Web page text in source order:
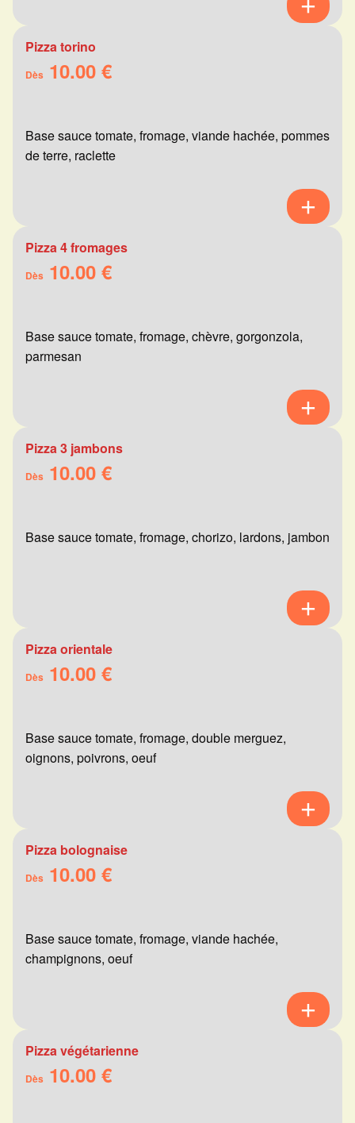
Pizza torino
Dès 10.00 €
Base sauce tomate, fromage, viande hachée, pommes
de terre, raclette
Pizza 4 fromages
Dès 10.00 €
Base sauce tomate, fromage, chèvre, gorgonzola,
parmesan
Pizza 3 jambons
Dès 10.00 €
Base sauce tomate, fromage, chorizo, lardons, jambon
Pizza orientale
Dès 10.00 €
Base sauce tomate, fromage, double merguez,
oignons, poivrons, oeuf
Pizza bolognaise
Dès 10.00 €
Base sauce tomate, fromage, viande hachée,
champignons, oeuf
Pizza végétarienne
Dès 10.00 €